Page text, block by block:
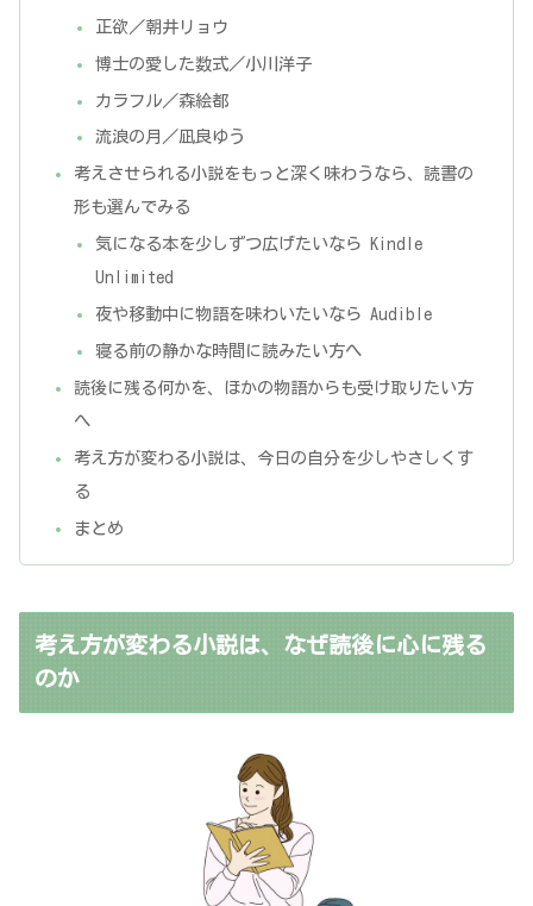
正欲／朝井リョウ
博士の愛した数式／小川洋子
カラフル／森絵都
流浪の月／凪良ゆう
考えさせられる小説をもっと深く味わうなら、読書の
形も選んでみる
気になる本を少しずつ広げたいなら Kindle
Unlimited
夜や移動中に物語を味わいたいなら Audible
寝る前の静かな時間に読みたい方へ
読後に残る何かを、ほかの物語からも受け取りたい方
へ
考え方が変わる小説は、今日の自分を少しやさしくす
る
まとめ
考え方が変わる小説は、なぜ読後に心に残る
のか